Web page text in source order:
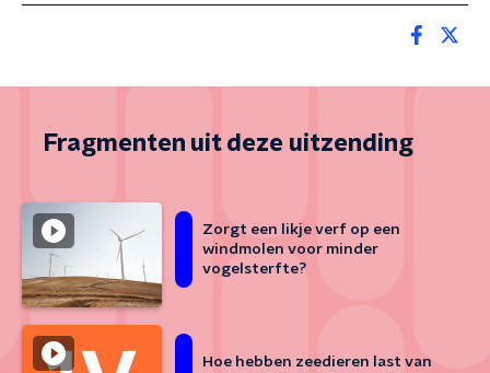
Fragmenten uit deze uitzending
Zorgt een likje verf op een
windmolen voor minder
vogelsterfte?
Hoe hebben zeedieren last van